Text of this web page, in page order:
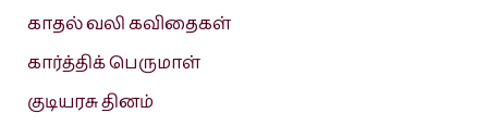
காதல் வலி கவிதைகள்
கார்த்திக் பெருமாள்
குடியரசு தினம்